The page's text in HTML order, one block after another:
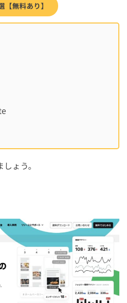
無料あり】
ょう。